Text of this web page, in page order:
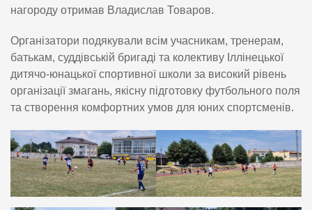
нагороду отримав Владислав Товаров.
Організатори подякували всім учасникам, тренерам,
батькам, суддівській бригаді та колективу Іллінецької
дитячо-юнацької спортивної школи за високий рівень
організації змагань, якісну підготовку футбольного поля
та створення комфортних умов для юних спортсменів.